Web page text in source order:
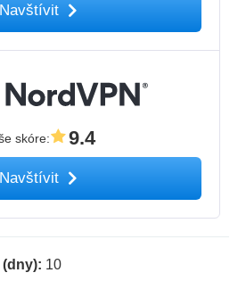
Navštívit
skóre: 9.4
Navštívit
10